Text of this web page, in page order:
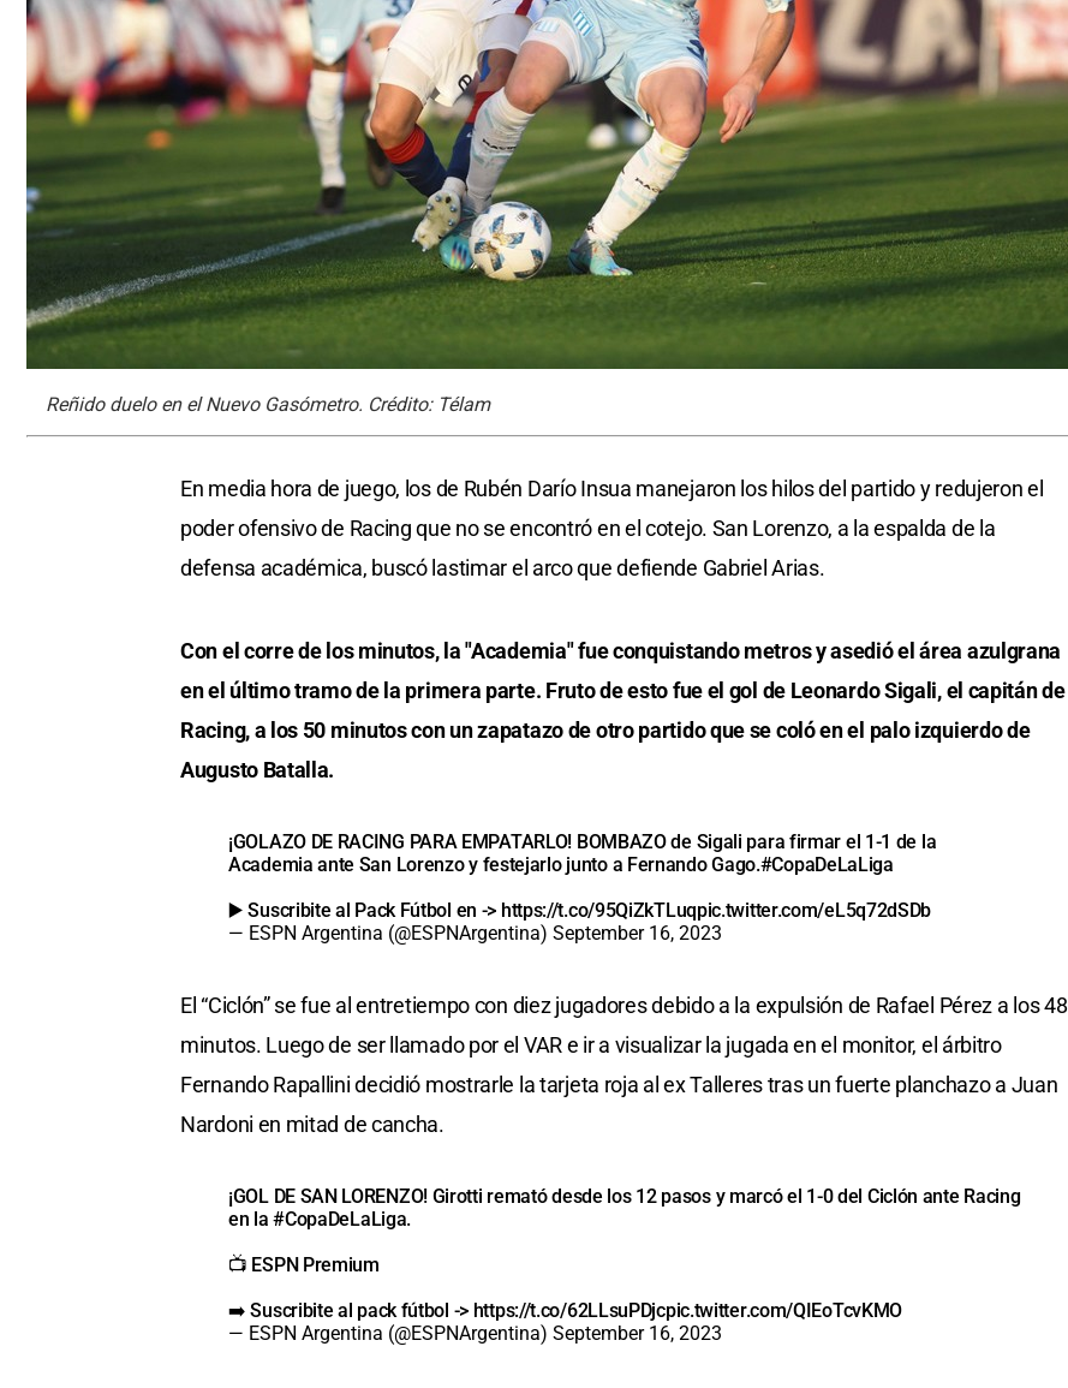
Reñido duelo en el Nuevo Gasómetro. Crédito: Télam
En media hora de juego, los de Rubén Darío Insua manejaron los hilos del partido y redujeron el
poder ofensivo de Racing que no se encontró en el cotejo. San Lorenzo, a la espalda de la
defensa académica, buscó lastimar el arco que defiende Gabriel Arias.
Con el corre de los minutos, la "Academia" fue conquistando metros y asedió el área azulgrana
en el último tramo de la primera parte. Fruto de esto fue el gol de Leonardo Sigali, el capitán de
Racing, a los 50 minutos con un zapatazo de otro partido que se coló en el palo izquierdo de
Augusto Batalla.
¡GOLAZO DE RACING PARA EMPATARLO! BOMBAZO de Sigali para firmar el 1-1 de la
Academia ante San Lorenzo y festejarlo junto a Fernando Gago.#CopaDeLaLiga
▶️ Suscribite al Pack Fútbol en -> https://t.co/95QiZkTLuqpic.twitter.com/eL5q72dSDb
— ESPN Argentina (@ESPNArgentina) September 16, 2023
El “Ciclón” se fue al entretiempo con diez jugadores debido a la expulsión de Rafael Pérez a los 48
minutos. Luego de ser llamado por el VAR e ir a visualizar la jugada en el monitor, el árbitro
Fernando Rapallini decidió mostrarle la tarjeta roja al ex Talleres tras un fuerte planchazo a Juan
Nardoni en mitad de cancha.
¡GOL DE SAN LORENZO! Girotti remató desde los 12 pasos y marcó el 1-0 del Ciclón ante Racing
en la#CopaDeLaLiga.
📺 ESPN Premium
➡️ Suscribite al pack fútbol -> https://t.co/62LLsuPDjcpic.twitter.com/QIEoTcvKMO
— ESPN Argentina (@ESPNArgentina) September 16, 2023